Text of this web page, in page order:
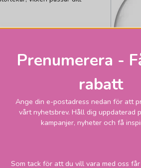
i höjd.
i höjd.
i höjd.
i höjd.
i höjd.
Prenumerera -
rabatt
Ange din e-postadress nedan för att
vårt nyhetsbrev. Håll dig uppdaterad
kampanjer, nyheter och få
Som tack för att du vill vara med oss